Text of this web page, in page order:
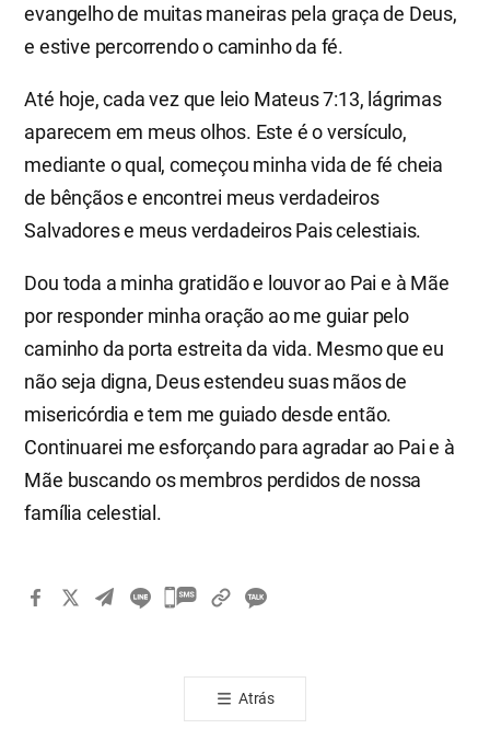
evangelho de muitas maneiras pela graça de Deus,
e estive percorrendo o caminho da fé.
Até hoje, cada vez que leio Mateus 7:13, lágrimas
aparecem em meus olhos. Este é o versículo,
mediante o qual, começou minha vida de fé cheia
de bênçãos e encontrei meus verdadeiros
Salvadores e meus verdadeiros Pais celestiais.
Dou toda a minha gratidão e louvor ao Pai e à Mãe
por responder minha oração ao me guiar pelo
caminho da porta estreita da vida. Mesmo que eu
não seja digna, Deus estendeu suas mãos de
misericórdia e tem me guiado desde então.
Continuarei me esforçando para agradar ao Pai e à
Mãe buscando os membros perdidos de nossa
família celestial.
카
톡
공
Atrás